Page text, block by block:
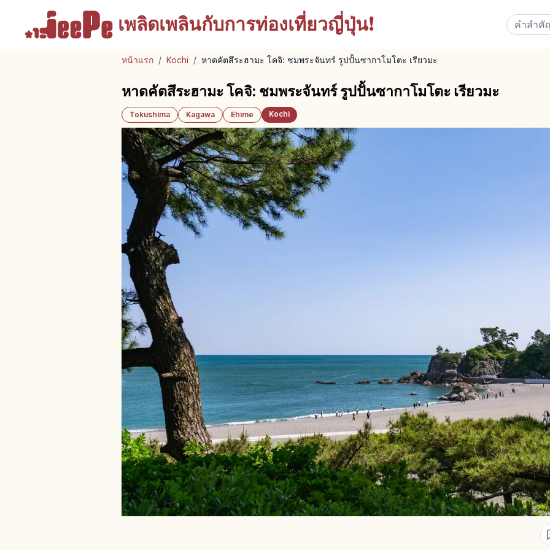
เพลิดเพลินกับการท่องเที่ยวญี่ปุ่น!
หน้าแรก / Kochi / หาดคัตสึระฮามะ โคจิ: ชมพระจันทร์ รูปปั้นซากาโมโตะ เรียวมะ
หาดคัตสึระฮามะ โคจิ: ชมพระจันทร์ รูปปั้นซากาโมโตะ เรียวมะ
Tokushima Kagawa Ehime Kochi